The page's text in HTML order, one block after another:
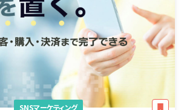
SNSマーケティング